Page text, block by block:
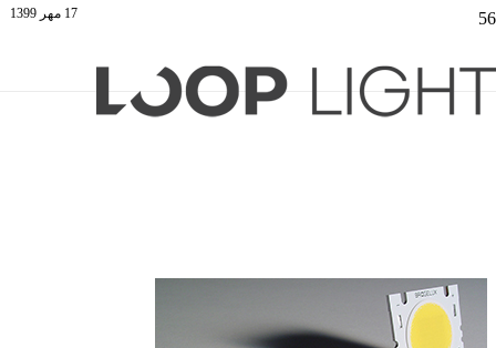
17 مهر 1399